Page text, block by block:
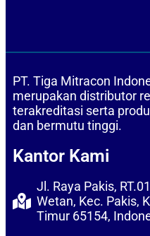
PT. Tiga Mitracon
merupakan distributor
terakreditasi serta
dan bermutu tinggi.
Kantor Kami
Jl. Raya Pakis,
Wetan, Kec. Pakis,
Timur 65154,